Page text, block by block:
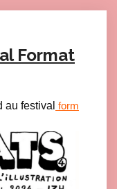
Format
au festival form